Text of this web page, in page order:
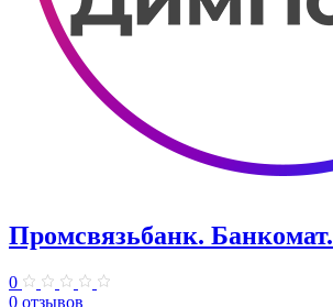
Промсвязьбанк. ​Банкомат.
0
0 отзывов